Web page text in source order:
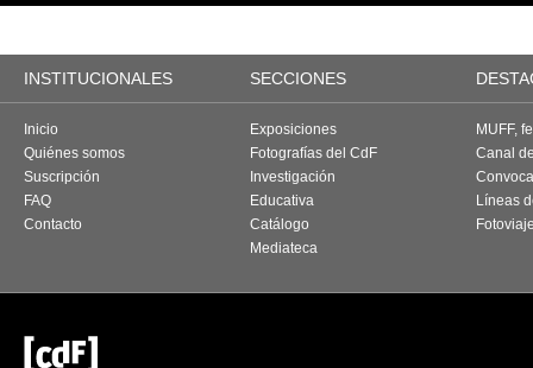
INSTITUCIONALES SECCIONES
Inicio
Quiénes somos
Suscripción
FAQ
Contacto
Exposiciones
Fotografías del CdF
Investigación
Educativa
Catálogo
Mediateca
MUFF,
Canal
Líneas